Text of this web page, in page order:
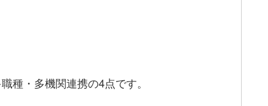
種・多機関連携の4点です。